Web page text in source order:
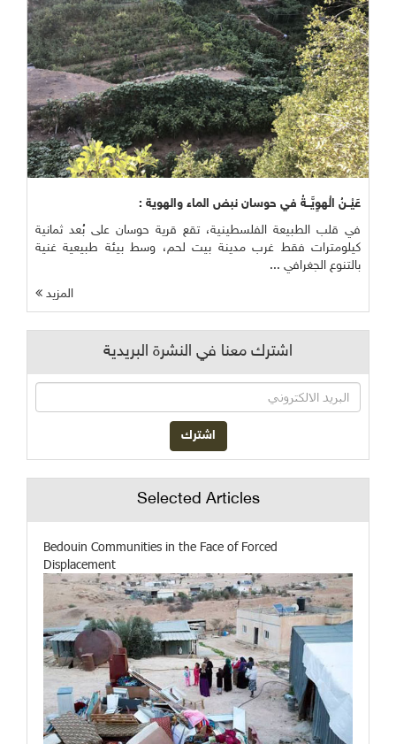
عَيْــنُ الْهوِيَّــةُ في حوسان نبض الماء والهوية :
في قلب الطبيعة الفلسطينية، تقع قرية حوسان على بُعد ثمانية
كيلومترات فقط غرب مدينة بيت لحم، وسط بيئة طبيعية غنية
بالتنوع الجغرافي ...
المزيد
اشترك معنا في النشرة البريدية
Selected Articles
Bedouin Communities in the Face of Forced
Displacement